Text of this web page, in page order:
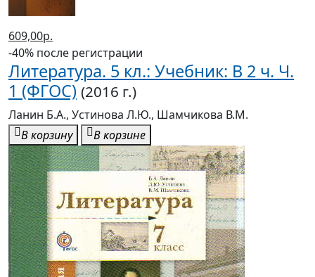
609,00р.
-40% после регистрации
Литература. 5 кл.: Учебник: В 2 ч. Ч.
1 (ФГОС) (2016 г.)
Ланин Б.А., Устинова Л.Ю., Шамчикова В.М.
В корзину
В корзине